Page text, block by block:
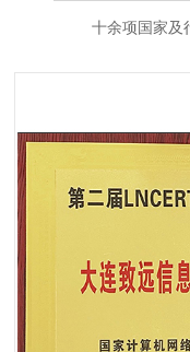
十余项国家及